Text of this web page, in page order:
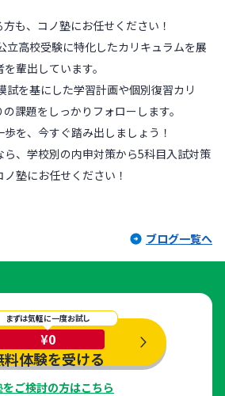
も、コノ塾にお任せください！
立高校受験に特化したカリキュラムを展
輩出しています。
試を基にした学習計画や個別復習カリ
課題をしっかりフォローします。
を、今すぐ踏み出しましょう！
、学校別の内申対策から5科目入試対策
塾にお任せください！
ブログ一覧へ
まずは気軽に一度お試し
¥0
料体験を受ける
ご検討の方はこちら